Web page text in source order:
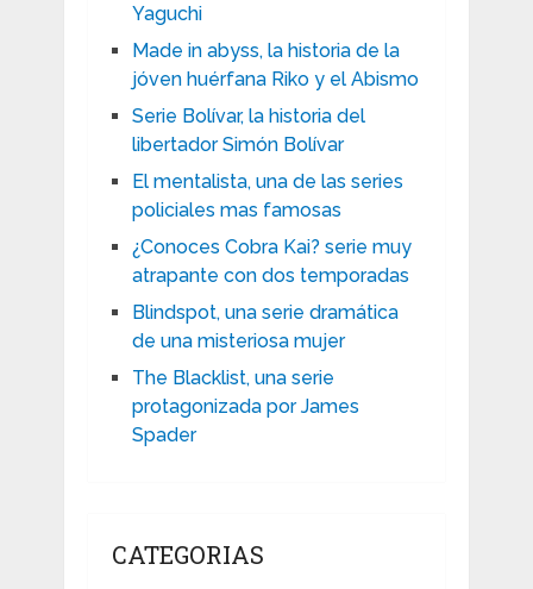
Yaguchi
Made in abyss, la historia de la
jóven huérfana Riko y el Abismo
Serie Bolívar, la historia del
libertador Simón Bolívar
El mentalista, una de las series
policiales mas famosas
¿Conoces Cobra Kai? serie muy
atrapante con dos temporadas
Blindspot, una serie dramática
de una misteriosa mujer
The Blacklist, una serie
protagonizada por James
Spader
CATEGORIAS